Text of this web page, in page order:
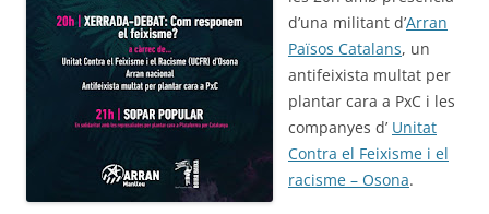
d’una militant d’Arran
Països Catalans, un
antifeixista multat per
plantar cara a PxC i les
companyes d’ Unitat
Contra el Feixisme i el
racisme – Osona.